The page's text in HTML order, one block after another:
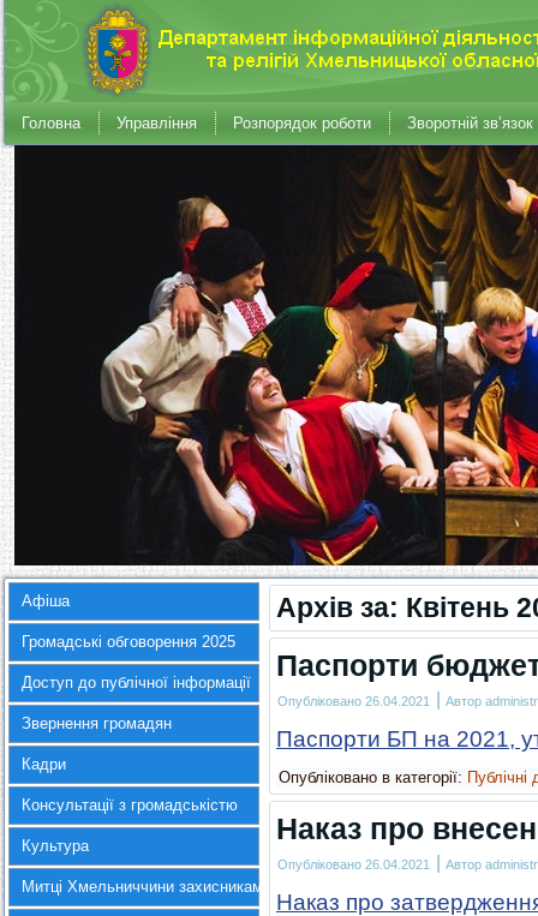
Головна Управління Розпорядок роботи Зворотній зв’язок
Афіша
Громадські обговорення 2025
Доступ до публічної інформації
Звернення громадян
Кадри
Консультації з громадськістю
Культура
Митці Хмельниччини захисникам України
Архів за: Квітень
Паспорти
Опубліковано 26.04.2021 | Автор
Паспорти БП на 2021,
Опубліковано в категорії: Публічні
Наказ про
Опубліковано 26.04.2021 | Автор
Наказ про